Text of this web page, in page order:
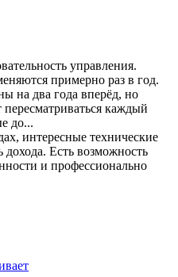
управления.
примерно раз в год.
на два года вперёд, но
каждый
до...
интересные технические
дохода. Есть возможность
и профессионально